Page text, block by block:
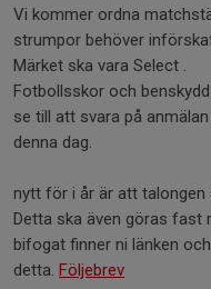
Vi kommer ordna
strumpor behöver
Märket ska vara Select .
Fotbollsskor och
se till att svara på
denna dag.
nytt för i år är att talongen
Detta ska även göras fast
bifogat finner ni länken
detta. Följebrev